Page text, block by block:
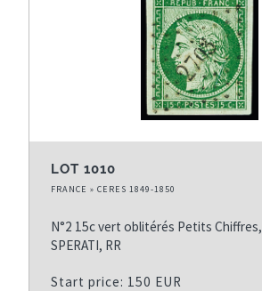
LOT 1010
FRANCE » CERES 1849-1850
N°2 15c vert oblitérés Petits
SPERATI, RR
Start price: 150 EUR